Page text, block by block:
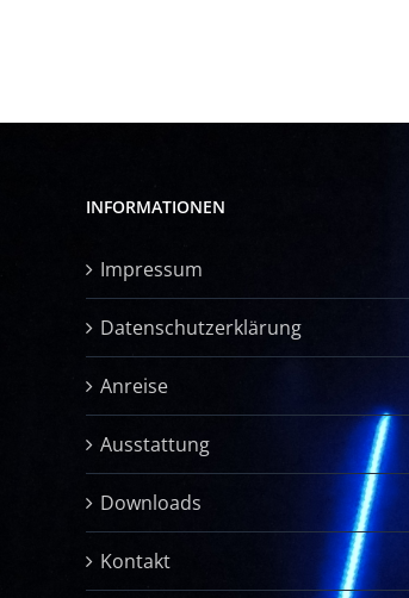
INFORMATIONEN
Impressum
Datenschutzerklärung
Anreise
Ausstattung
Downloads
Kontakt